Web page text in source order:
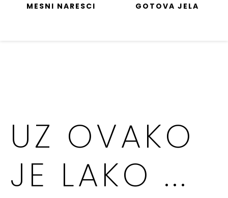
MESNI NARESCI GOTOVA JELA
UZ OVAKO
JE LAKO ...